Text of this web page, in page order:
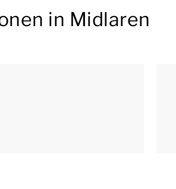
in Midlaren